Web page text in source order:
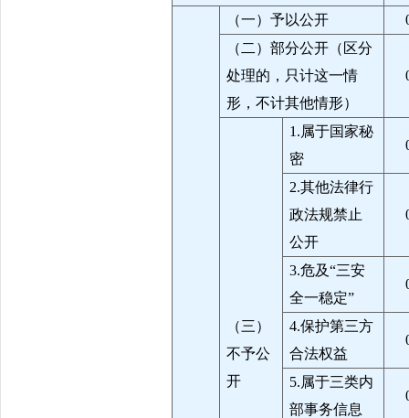
（一）予以公开
（二）部分公开（区分
处理的，只计这一情
形，不计其他情形）
（三）
不予公
开
1.属于国家秘
密
2.其他法律行
政法规禁止
公开
3.危及“三安
全一稳定”
4.保护第三方
合法权益
5.属于三类内
部事务信息